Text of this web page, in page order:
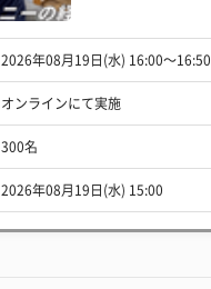
2026年08月19日(水) 16:00〜16:50
オンラインにて実施
300名
2026年08月19日(水) 15:00